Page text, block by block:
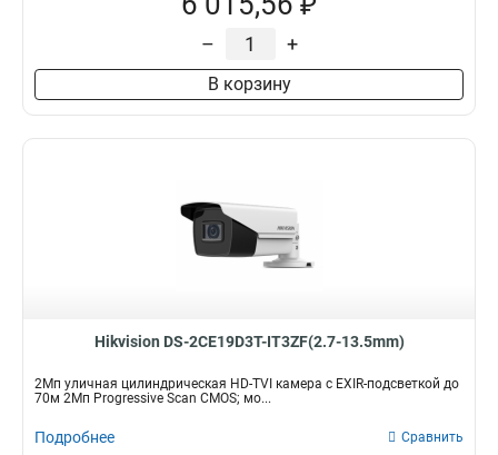
– +
В корзину
Hikvision DS-2CE19D3T-IT3ZF(2.7-13.5mm)
2Мп уличная цилиндрическая HD-TVI камера с EXIR-подсветкой до
70м 2Мп Progressive Scan CMOS; мо...
Подробнее Сравнить